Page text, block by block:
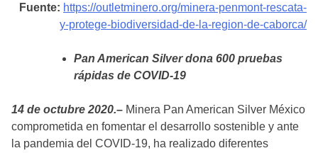
Fuente: https://outletminero.org/minera-penmont-rescata-
y-protege-biodiversidad-de-la-region-de-caborca/
Pan American Silver dona 600 pruebas
rápidas de COVID-19
14 de octubre 2020.– Minera Pan American Silver México
comprometida en fomentar el desarrollo sostenible y ante
la pandemia del COVID-19, ha realizado diferentes